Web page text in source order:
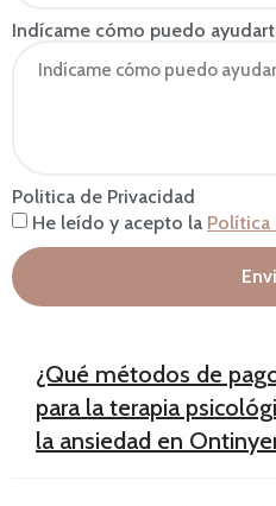
Indícame cómo puedo
Politica de Privacidad
He leído y acepto la Política
¿Qué métodos de
para la terapia
la ansiedad en